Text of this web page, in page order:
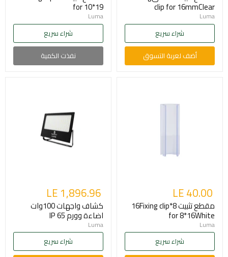
clip for 16mmClear
Luma
شراء سريع
أضف لعربة التسوق
for 10*19
Luma
شراء سريع
نفذت الكمية
LE 40.00
مقطع تثبيت 8*16Fixing clip
for 8*16White
Luma
شراء سريع
LE 1,896.96
كشاف واجهات 100وات
اضاءة وورم IP 65
Luma
شراء سريع